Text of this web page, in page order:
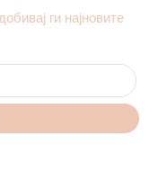
ги најновите